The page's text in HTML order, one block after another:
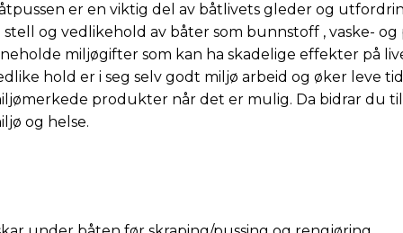
er en viktig del av båtlivets gleder og
stell og vedlikehold av båter som bunnstoff , vaske-
miljøgifter som kan ha skadelige effekter på
hold er i seg selv godt miljø arbeid og øker leve
produkter når det er mulig. Da bidrar du
og helse.